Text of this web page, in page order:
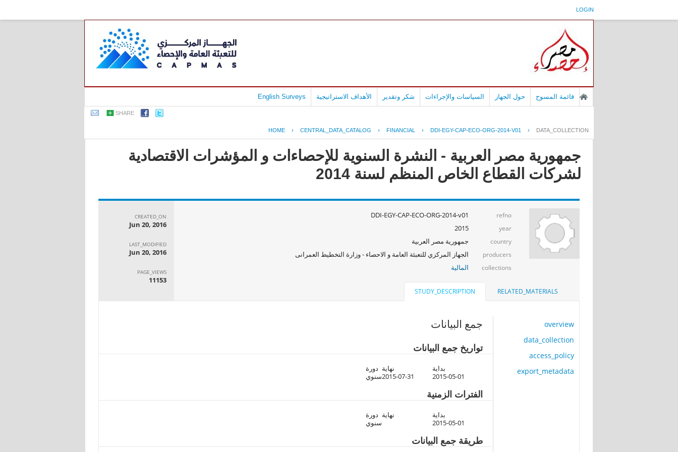
LOGIN
قائمة المسوح حول الجهاز السياسات والإجراءات شكر وتقدير الأهداف الاستراتيجية English Surveys
SHARE
HOME › CENTRAL_DATA_CATALOG › FINANCIAL › DDI-EGY-CAP-ECO-ORG-2014-V01 › DATA_COLLECTION
جمهورية مصر العربية - النشرة السنوية للإحصاءات و المؤشرات الاقتصادية
لشركات القطاع الخاص المنظم لسنة 2014
refno
DDI-EGY-CAP-ECO-ORG-2014-v01
year
2015
country جمهورية مصر العربية
producers الجهاز المركزي للتعبئة العامة و الاحصاء - وزارة التخطيط العمرانى
collections المالية
CREATED_ON
Jun 20, 2016
LAST_MODIFIED
Jun 20, 2016
PAGE_VIEWS
11153
RELATED_MATERIALS
STUDY_DESCRIPTION
overview
data_collection
access_policy
export_metadata
جمع البيانات
تواريخ جمع البيانات
بداية نهاية دورة
2015-05-01
2015-07-31سنوي
الفترات الزمنية
بداية نهاية دورة
2015-05-01
سنوي
طريقة جمع البيانات